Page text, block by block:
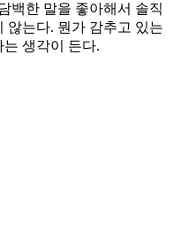
백한 말을 좋아해서 솔직
않는다. 뭔가 감추고 있는
생각이 든다.